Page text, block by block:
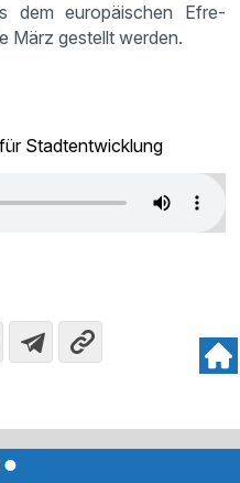
dem europäischen Efre-
März gestellt werden.
Stadtentwicklung